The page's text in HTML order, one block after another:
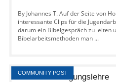
By Johannes T. Auf der Seite von
interessante Clips für die
darum ein Bibelgespräch zu leiten
Bibelarbeitsmethoden man ...
Die Rechtfertigungslehre
COMMUNITY POST